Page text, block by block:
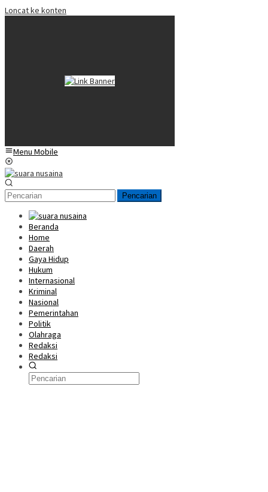
Loncat ke konten
Menu Mobile
Pencarian
Beranda
Home
Daerah
Gaya Hidup
Hukum
Internasional
Kriminal
Nasional
Pemerintahan
Politik
Olahraga
Redaksi
Redaksi